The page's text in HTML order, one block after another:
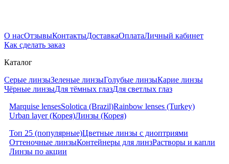
О насОтзывыКонтактыДоставкаОплатаЛичный кабинет
Как сделать заказ
Каталог
Серые линзыЗеленые линзыГолубые линзыКарие линзы
Чёрные линзыДля тёмных глазДля светлых глаз
Marquise lensesSolotica (Brazil)Rainbow lenses (Turkey)
Urban layer (Корея)Линзы (Корея)
Топ 25 (популярные)Цветные линзы с диоптриями
Оттеночные линзыКонтейнеры для линзРастворы и капли
Линзы по акции